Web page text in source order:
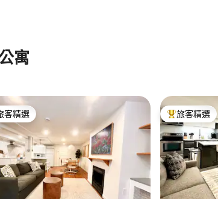
得 5 的平均評分（滿分 5 分）
寓
精選榜首
客精選 旅客精選榜首
旅客精選